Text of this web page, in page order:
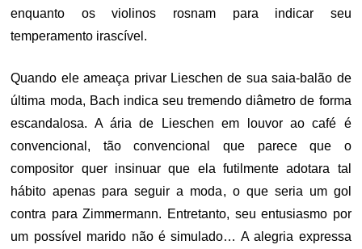
enquanto os violinos rosnam para indicar seu
temperamento irascível.
Quando ele ameaça privar Lieschen de sua saia-balão de
última moda, Bach indica seu tremendo diâmetro de forma
escandalosa. A ária de Lieschen em louvor ao café é
convencional, tão convencional que parece que o
compositor quer insinuar que ela futilmente adotara tal
hábito apenas para seguir a moda, o que seria um gol
contra para Zimmermann. Entretanto, seu entusiasmo por
um possível marido não é simulado… A alegria expressa